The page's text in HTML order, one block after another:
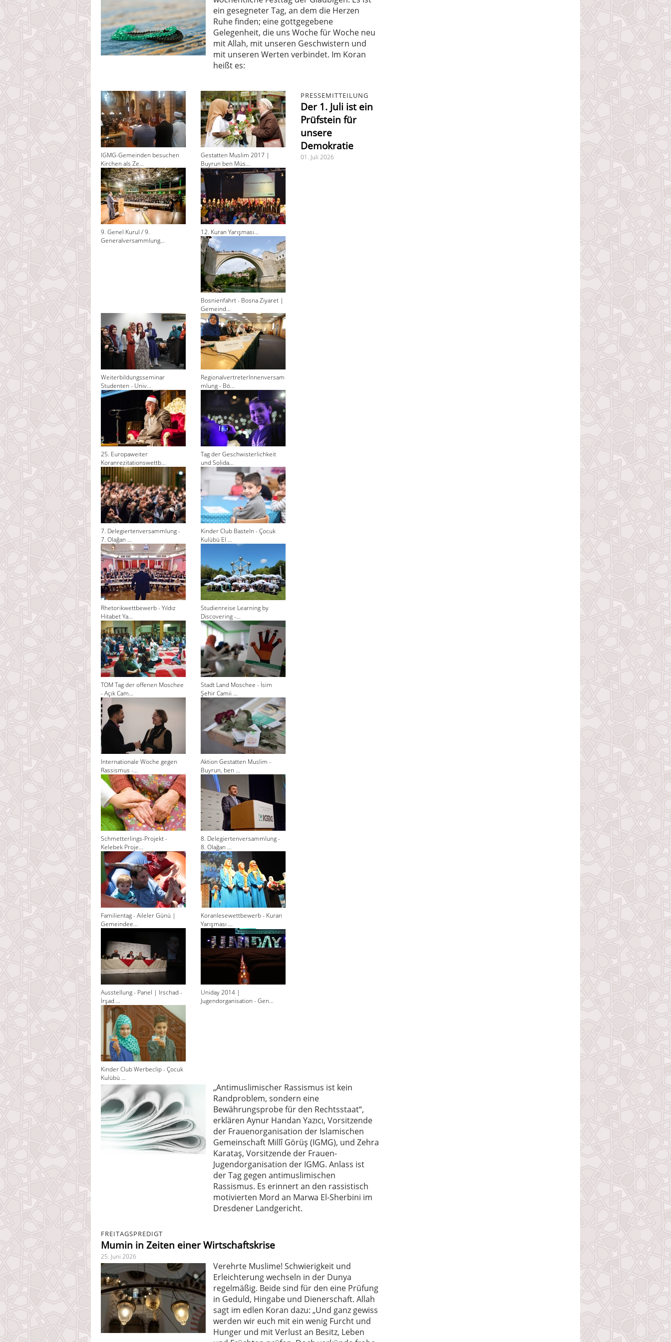
ein gesegneter Tag, an dem die Herzen
Ruhe finden; eine gottgegebene
Gelegenheit, die uns Woche für Woche neu
mit Allah, mit unseren Geschwistern und
mit unseren Werten verbindet. Im Koran
heißt es:
IGMG-Gemeinden besuchen
Kirchen als Ze...
Gestatten Muslim 2017 |
Buyrun ben Müs...
9. Genel Kurul / 9.
Generalversammlung...
12. Kuran Yarışması...
Bosnienfahrt - Bosna Ziyaret |
Gemeind...
Weiterbildungsseminar
Studenten - Univ...
RegionalvertreterInnenversam
mlung - Bö...
25. Europaweiter
Koranrezitationswettb...
Tag der Geschwisterlichkeit
und Solida...
7. Delegiertenversammlung -
7. Olağan ...
Kinder Club Basteln - Çocuk
Kulübü El ...
Rhetorikwettbewerb - Yıldız
Hitabet Ya...
Studienreise Learning by
Discovering -...
TOM Tag der offenen Moschee
- Açık Cam...
Stadt Land Moschee - İsim
Şehir Camii ...
Internationale Woche gegen
Rassismus -...
Aktion Gestatten Muslim -
Buyrun, ben ...
Schmetterlings-Projekt -
Kelebek Proje...
8. Delegiertenversammlung -
8. Olağan ...
Familientag - Aileler Günü |
Gemeindee...
Koranlesewettbewerb - Kuran
Yarışması ...
Ausstellung - Panel | Irschad -
İrşad ...
Uniday 2014 |
Jugendorganisation - Gen...
Kinder Club Werbeclip - Çocuk
Kulübü ...
PRESSEMITTEILUNG
Der 1. Juli ist ein
Prüfstein für
unsere
Demokratie
01. Juli 2026
„Antimuslimischer Rassismus ist kein
Randproblem, sondern eine
Bewährungsprobe für den Rechtsstaat“,
erklären Aynur Handan Yazıcı, Vorsitzende
der Frauenorganisation der Islamischen
Gemeinschaft Millî Görüş (IGMG), und Zehra
Karataş, Vorsitzende der Frauen-
Jugendorganisation der IGMG. Anlass ist
der Tag gegen antimuslimischen
Rassismus. Es erinnert an den rassistisch
motivierten Mord an Marwa El-Sherbini im
Dresdener Landgericht.
FREITAGSPREDIGT
Mumin in Zeiten einer Wirtschaftskrise
25. Juni 2026
Verehrte Muslime! Schwierigkeit und
Erleichterung wechseln in der Dunya
regelmäßig. Beide sind für den eine Prüfung
in Geduld, Hingabe und Dienerschaft. Allah
sagt im edlen Koran dazu: „Und ganz gewiss
werden wir euch mit ein wenig Furcht und
Hunger und mit Verlust an Besitz, Leben